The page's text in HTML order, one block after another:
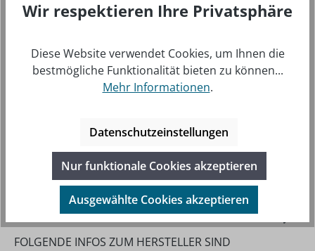
Nr.:
BESCHREIBUNG
AEROSHELL OIL DIESEL ULTRA IST EIN VOLL
SYNTHETISCHES MEHRBEREICHS-MOTORENÖL ZUR
VERWENDUNG IN DER NEUEN GENERATION VON L…
INFOS ZUM HERSTELLER
FOLGENDE INFOS ZUM HERSTELLER SIND
Wir respektieren Ihre Privatsphäre
Diese Website verwendet Cookies, um Ihnen die
bestmögliche Funktionalität bieten zu können...
Mehr Informationen.
Datenschutzeinstellungen
Nur funktionale Cookies akzeptieren
Ausgewählte Cookies akzeptieren